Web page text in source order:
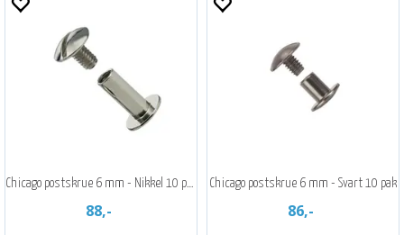
Chicago postskrue 6 mm - Nikkel 10 pak
88,-
Chicago postskrue 6 mm - Svart 10 pak
86,-